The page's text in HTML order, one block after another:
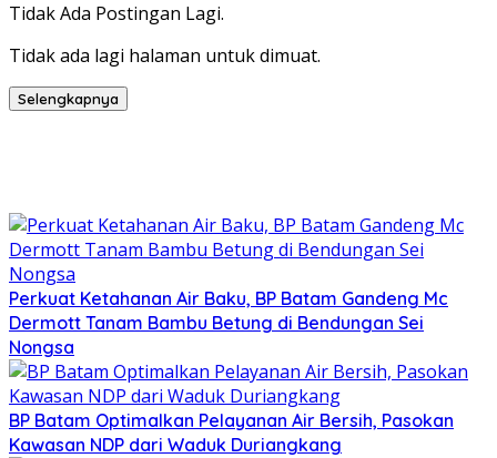
Tidak Ada Postingan Lagi.
Tidak ada lagi halaman untuk dimuat.
Selengkapnya
Perkuat Ketahanan Air Baku, BP Batam Gandeng Mc
Dermott Tanam Bambu Betung di Bendungan Sei
Nongsa
BP Batam Optimalkan Pelayanan Air Bersih, Pasokan
Kawasan NDP dari Waduk Duriangkang